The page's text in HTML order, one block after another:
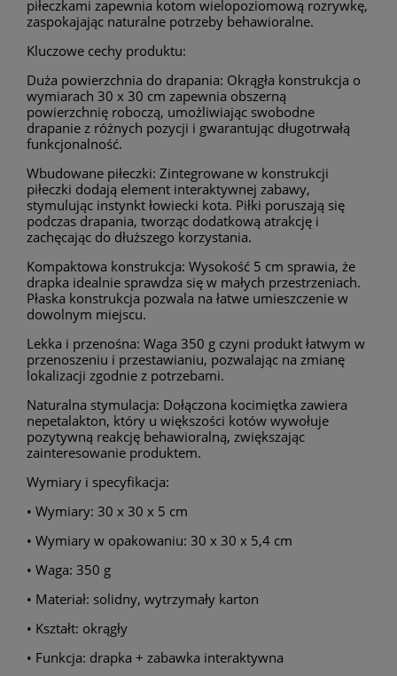
piłeczkami zapewnia kotom wielopoziomową rozrywkę,
zaspokajając naturalne potrzeby behawioralne.
Kluczowe cechy produktu:
Duża powierzchnia do drapania: Okrągła konstrukcja o
wymiarach 30 x 30 cm zapewnia obszerną
powierzchnię roboczą, umożliwiając swobodne
drapanie z różnych pozycji i gwarantując długotrwałą
funkcjonalność.
Wbudowane piłeczki: Zintegrowane w konstrukcji
piłeczki dodają element interaktywnej zabawy,
stymulując instynkt łowiecki kota. Piłki poruszają się
podczas drapania, tworząc dodatkową atrakcję i
zachęcając do dłuższego korzystania.
Kompaktowa konstrukcja: Wysokość 5 cm sprawia, że
drapka idealnie sprawdza się w małych przestrzeniach.
Płaska konstrukcja pozwala na łatwe umieszczenie w
dowolnym miejscu.
Lekka i przenośna: Waga 350 g czyni produkt łatwym w
przenoszeniu i przestawianiu, pozwalając na zmianę
lokalizacji zgodnie z potrzebami.
Naturalna stymulacja: Dołączona kocimiętka zawiera
nepetalakton, który u większości kotów wywołuje
pozytywną reakcję behawioralną, zwiększając
zainteresowanie produktem.
Wymiary i specyfikacja:
• Wymiary: 30 x 30 x 5 cm
• Wymiary w opakowaniu: 30 x 30 x 5,4 cm
• Waga: 350 g
• Materiał: solidny, wytrzymały karton
• Kształt: okrągły
• Funkcja: drapka + zabawka interaktywna